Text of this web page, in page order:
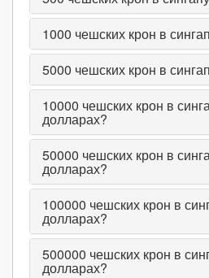
1000 чешских крон в
5000 чешских крон в
10000 чешских крон в
долларах?
50000 чешских крон в
долларах?
100000 чешских крон в
долларах?
500000 чешских крон в
долларах?